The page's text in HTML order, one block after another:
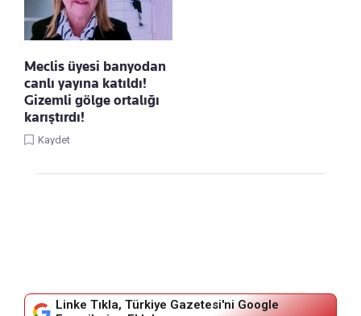
Meclis üyesi banyodan
canlı yayına katıldı!
Gizemli gölge ortalığı
karıştırdı!
Kaydet
Linke Tıkla, Türkiye Gazetesi'ni Google